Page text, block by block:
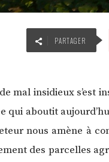
PARTAGER
mal insidieux s’est
qui aboutit
nous amène à
des parcelles